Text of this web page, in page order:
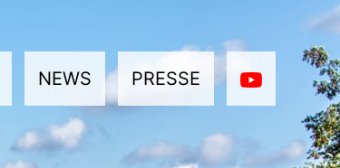
NEWS PRESSE